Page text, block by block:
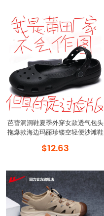
芭蕾洞洞鞋夏季外穿女款透气包头
拖爆款海边玛丽珍镂空轻便沙滩鞋
$12.63